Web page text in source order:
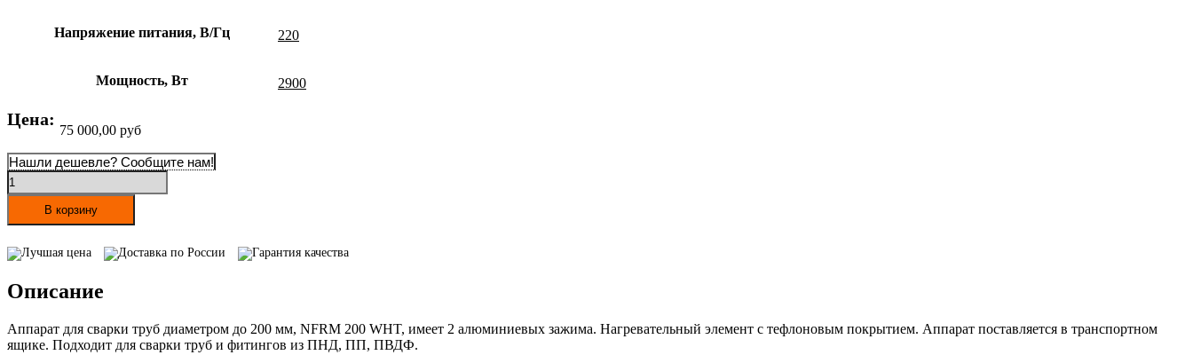
Напряжение питания, В/Гц 220
Мощность, Вт 2900
Цена:
75 000,00 руб
Нашли дешевле? Сообщите нам!
Количество
товара
Стыковой
сварочный
NFRM
WHT
В корзину
Лучшая цена Доставка по России Гарантия качества
Описание
Аппарат для сварки труб диаметром до 200 мм, NFRM 200 WHT, имеет 2 алюминиевых зажима. Нагревательный элемент с тефлоновым покрытием. Аппарат поставляется в транспортном
ящике. Подходит для сварки труб и фитингов из ПНД, ПП, ПВДФ.